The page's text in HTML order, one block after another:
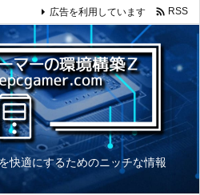
快適にするためのニッチな情報
広告を利用しています  RSS